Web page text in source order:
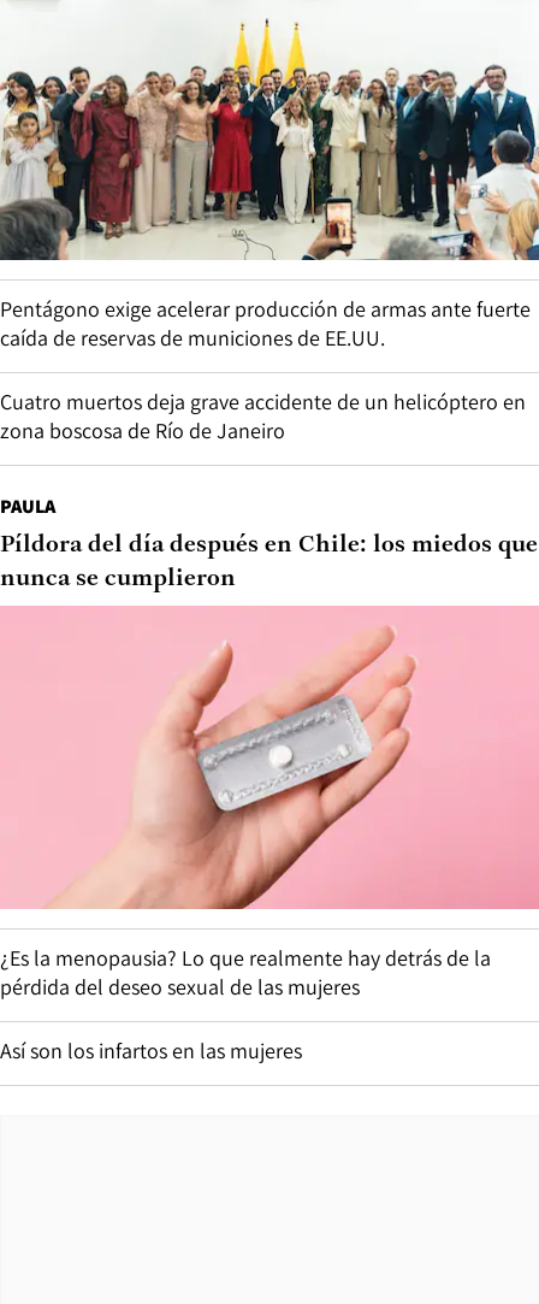
Pentágono exige acelerar producción de armas ante fuerte
caída de reservas de municiones de EE.UU.
Cuatro muertos deja grave accidente de un helicóptero en
zona boscosa de Río de Janeiro
PAULA
Píldora del día después en Chile: los miedos que
nunca se cumplieron
¿Es la menopausia? Lo que realmente hay detrás de la
pérdida del deseo sexual de las mujeres
Así son los infartos en las mujeres